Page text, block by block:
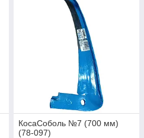
КосаСоболь №7 (700 мм)
(78-097)